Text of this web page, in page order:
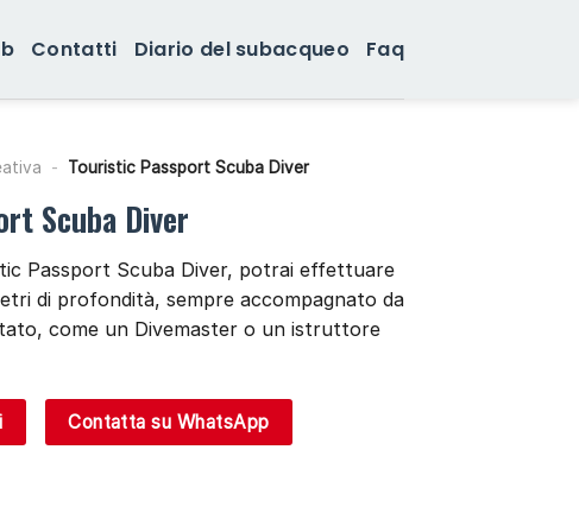
Contatti Diario del subacqueo Faq
- Touristic Passport Scuba Diver
Scuba Diver
Passport Scuba Diver, potrai effettuare
di profondità, sempre accompagnato da
come un Divemaster o un istruttore
Contatta su WhatsApp